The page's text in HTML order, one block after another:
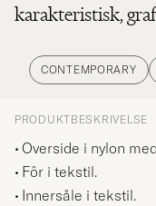
karakteristisk,
CONTEMPORARY
PRODUKTBESKRIVELSE
Overside i nylon
Fôr i tekstil.
Innersåle i tekstil.